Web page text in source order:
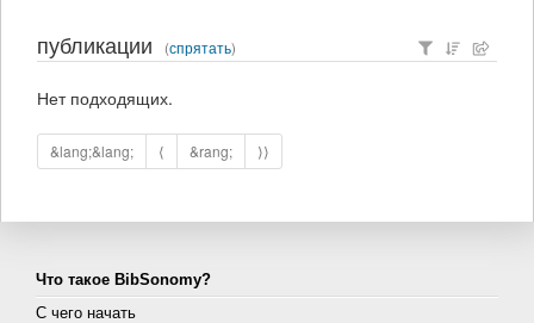
публикации (спрятать)
Нет подходящих.
&lang;&lang; ⟨ &rang; ⟩⟩
Что такое BibSonomy?
С чего начать